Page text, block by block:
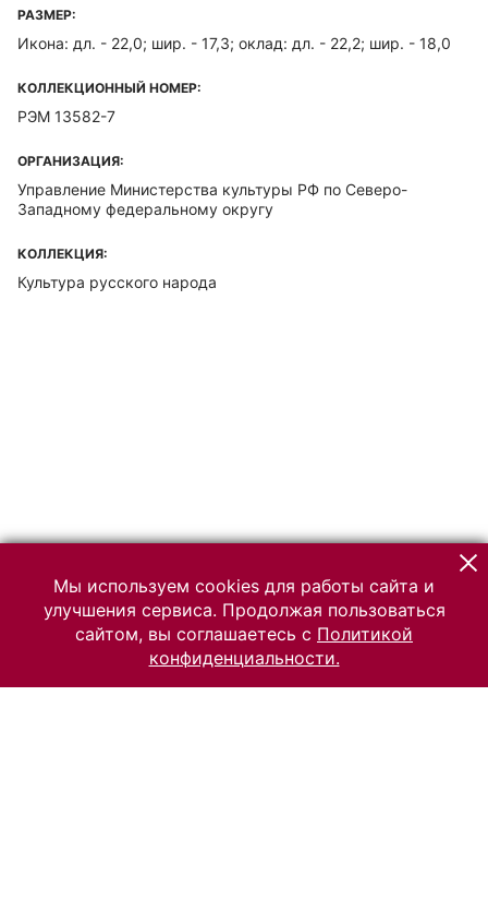
РАЗМЕР:
Икона: дл. - 22,0; шир. - 17,3; оклад: дл. - 22,2; шир. - 18,0
КОЛЛЕКЦИОННЫЙ НОМЕР:
РЭМ 13582-7
ОРГАНИЗАЦИЯ:
Управление Министерства культуры РФ по Северо-
Западному федеральному округу
КОЛЛЕКЦИЯ:
Культура русского народа
Мы используем cookies для работы сайта и
улучшения сервиса. Продолжая пользоваться
сайтом, вы соглашаетесь с Политикой
конфиденциальности.